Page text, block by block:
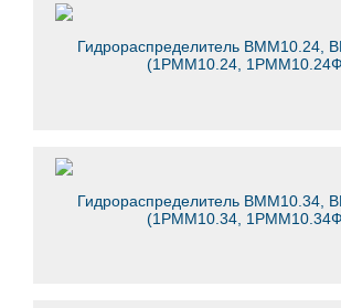
Гидрораспределитель ВММ10.24,
(1РММ10.24,
Гидрораспределитель ВММ10.34,
(1РММ10.34,